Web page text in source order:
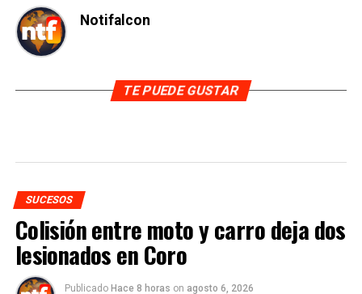
Notifalcon
TE PUEDE GUSTAR
SUCESOS
Colisión entre moto y carro deja dos
lesionados en Coro
Publicado Hace 8 horas on agosto 6, 2026